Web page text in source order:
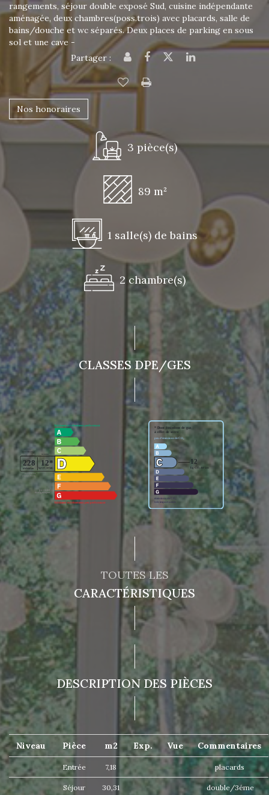
rangements, séjour double exposé Sud, cuisine indépendante
aménagée, deux chambres(poss.trois) avec placards, salle de
bains/douche et wc séparés. Deux places de parking en sous
sol et une cave -
Partager :
Nos honoraires
3 pièce(s)
89 m²
1 salle(s) de bains
2 chambre(s)
CLASSES DPE/GES
TOUTES LES
CARACTÉRISTIQUES
DESCRIPTION DES PIÈCES
Niveau Pièce m2 Exp. Vue Commentaires
Entrée 7,18 placards
Séjour 30,31
double/3éme